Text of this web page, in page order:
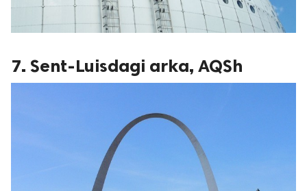
7. Sent-Luisdagi arka, AQSh